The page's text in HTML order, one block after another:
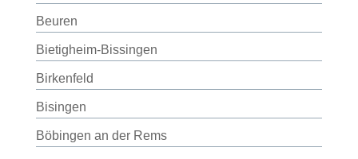
Beuren
Bietigheim-Bissingen
Birkenfeld
Bisingen
Böbingen an der Rems